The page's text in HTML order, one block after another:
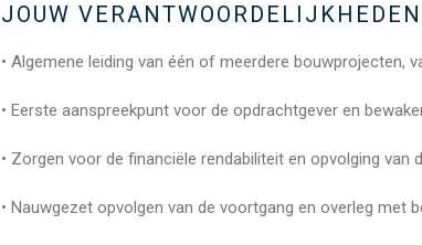
JOUW VERANTWOORDELIJKHEDEN
• Algemene leiding van één of meerdere bouwprojecten,
• Eerste aanspreekpunt voor de opdrachtgever en
• Zorgen voor de financiële rendabiliteit en opvolging van
• Nauwgezet opvolgen van de voortgang en overleg met